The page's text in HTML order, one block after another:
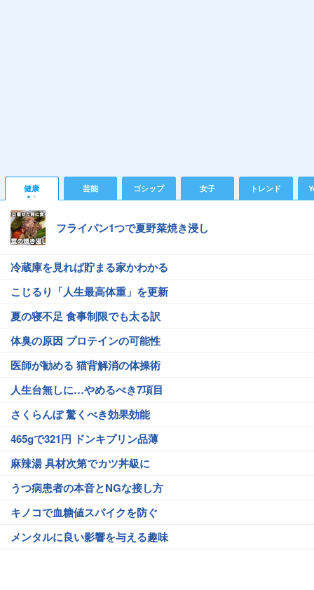
健康 芸能 ゴシップ 女子 トレンド
フライパン1つで夏野菜焼き浸し
冷蔵庫を見れば貯まる家かわかる
こじるり「人生最高体重」を更新
夏の寝不足 食事制限でも太る訳
体臭の原因 プロテインの可能性
医師が勧める 猫背解消の体操術
人生台無しに…やめるべき7項目
さくらんぼ 驚くべき効果効能
465gで321円 ドンキプリン品薄
麻辣湯 具材次第でカツ丼級に
うつ病患者の本音とNGな接し方
キノコで血糖値スパイクを防ぐ
メンタルに良い影響を与える趣味